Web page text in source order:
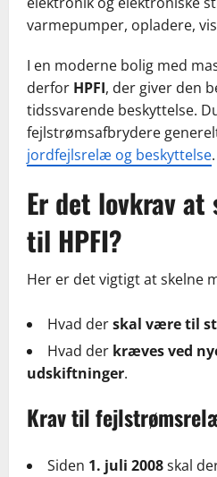
varmepumper, opladere,
I en moderne bolig med
derfor HPFI, der giver den
tidssvarende beskyttelse.
fejlstrømsafbrydere
jordfejlsrelæ og beskyttelse.
Er det lovkrav
til HPFI?
Her er det vigtigt at skelne
Hvad derskal være til
Hvad der kræves ved
udskiftninger.
Krav til
Siden 1. juli 2008skal